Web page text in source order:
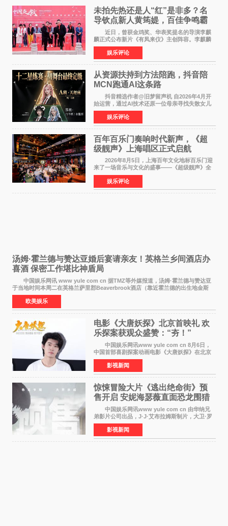
未拍先热还是人“红”是非多？名
导钦点新人黄筠媞，百佳争鸣霸
气回应
近日，曾获金鸡奖、华表奖提名的导演李麒
麟正式公布新片《有凤来仪》主创阵容。李麒麟
早年凭电影《华容道》获得金鸡奖、华表奖提
名，此后长期参与国内外电影制作，其担任制片
人参与的作品亦曾
娱乐评论
从资源扶持到方法陪跑，抖音陪
MCN跑通AI这条路
抖音精选作者@旧梦留声机 自2026年4月开
始运营，通过AI技术还原一位母亲寻找失散女儿
的故事，凭借强情感表达获得大量用户关注，发
布仅21小时便获得超1亿曝光、超1000万互动。
此后，账号持续沿
娱乐评论
百年百乐门奏响时代新声，《超
级靓声》上海唱区正式启航
2026年8月5日，上海百年文化地标百乐门迎
来了一场音乐与文化的盛事——《超级靓声》全
国励志音乐公益节目上海唱区新闻发布会暨启动
仪式在此隆重举行。各界领导、嘉宾与媒体朋友
齐聚一堂，共同
娱乐评论
汤姆·霍兰德与赞达亚婚后宴请亲友！英格兰乡间酒店办
喜酒 保密工作堪比神盾局
中国娱乐网讯 www yule com cn 据TMZ等外媒报道，汤姆·霍兰德与赞达亚
于当地时间本周二在英格兰萨里郡Beaverbrook酒店（靠近霍兰德的出生地金斯
顿）举办婚宴，邀请家人与朋友们喝喜酒，庆祝
欧美娱乐
电影《大唐妖探》北京首映礼 欢
乐探案获观众盛赞：“夯！”
中国娱乐网讯www yule com cn 8月6日，
中国首部喜剧探案动画电影《大唐妖探》在北京
举办电影首映礼。导演程腾、联合导演黄珉、总
制片人曹紫建、制片人李莹莹，配音导演张喆，
对白指导程寅，领
影视新闻
惊悚冒险大片《逃出绝命街》预
售开启 安妮海瑟薇直面恐龙围猎
中国娱乐网讯www yule com cn 由华纳兄
弟影片公司出品，J·J·艾布拉姆斯制片，大卫·罗
伯特·米切尔执导，好莱坞巨星安妮·海瑟薇和伊万
·麦克格雷格领衔主演的2026暑期惊悚冒险大片
《逃出绝
影视新闻